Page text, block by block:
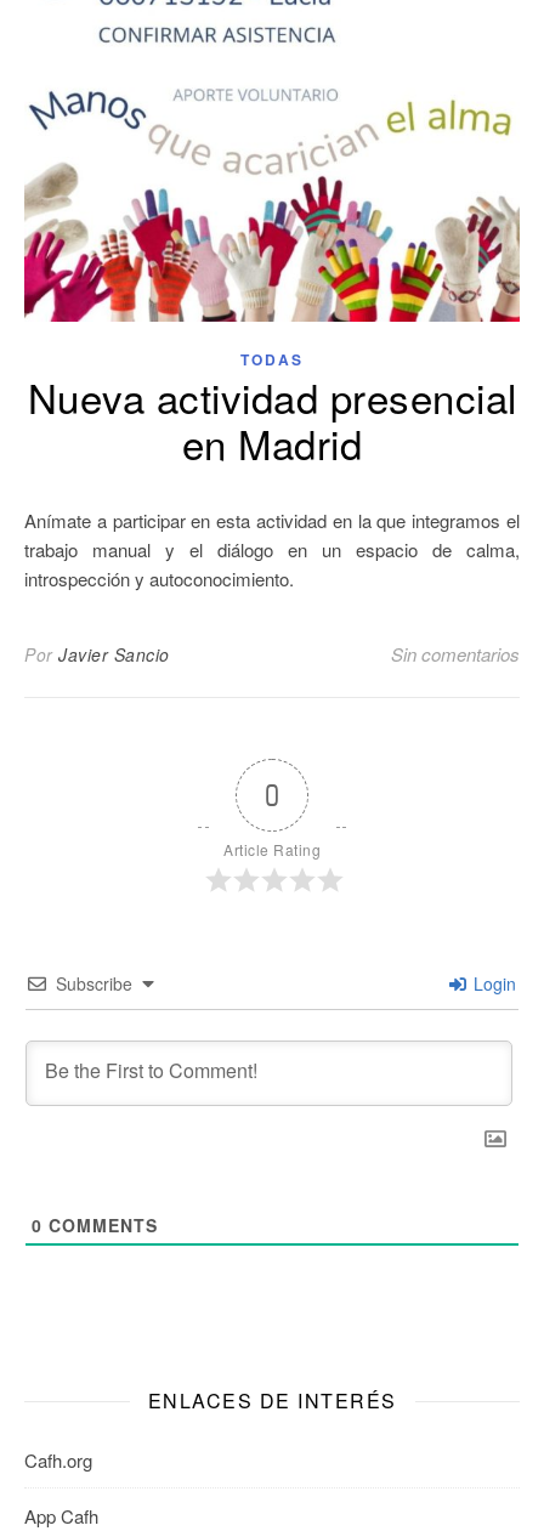
TODAS
Nueva actividad presencial
en Madrid
Anímate a participar en esta actividad en la que integramos el
trabajo manual y el diálogo en un espacio de calma,
introspección y autoconocimiento.
Por Javier Sancio Sin comentarios
0
Article Rating
Subscribe Login
0 COMMENTS
ENLACES DE INTERÉS
Cafh.org
App Cafh